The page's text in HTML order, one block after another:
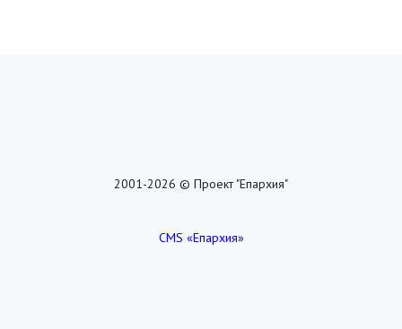
2001-2026 © Проект "Епархия"
CMS «Епархия»